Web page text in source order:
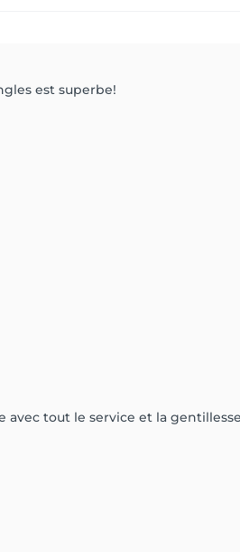
est superbe!
tout le service et la